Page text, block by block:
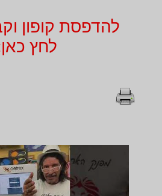
להדפסת קופון
לחץ